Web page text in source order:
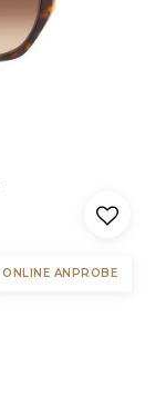
ONLINE ANPROBE